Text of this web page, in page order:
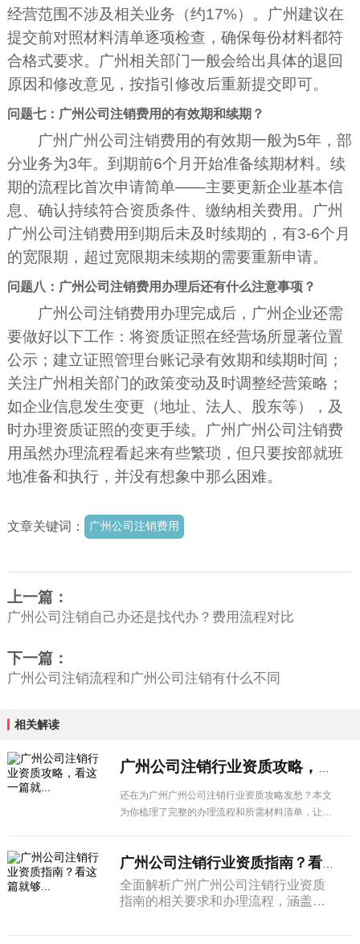
经营范围不涉及相关业务（约17%）。广州建议在
提交前对照材料清单逐项检查，确保每份材料都符
合格式要求。广州相关部门一般会给出具体的退回
原因和修改意见，按指引修改后重新提交即可。
问题七：广州公司注销费用的有效期和续期？
广州广州公司注销费用的有效期一般为5年，部
分业务为3年。到期前6个月开始准备续期材料。续
期的流程比首次申请简单——主要更新企业基本信
息、确认持续符合资质条件、缴纳相关费用。广州
广州公司注销费用到期后未及时续期的，有3-6个月
的宽限期，超过宽限期未续期的需要重新申请。
问题八：广州公司注销费用办理后还有什么注意事项？
广州公司注销费用办理完成后，广州企业还需
要做好以下工作：将资质证照在经营场所显著位置
公示；建立证照管理台账记录有效期和续期时间；
关注广州相关部门的政策变动及时调整经营策略；
如企业信息发生变更（地址、法人、股东等），及
时办理资质证照的变更手续。广州广州公司注销费
用虽然办理流程看起来有些繁琐，但只要按部就班
地准备和执行，并没有想象中那么困难。
文章关键词： 广州公司注销费用
上一篇：
广州公司注销自己办还是找代办？费用流程对比
下一篇：
广州公司注销流程和广州公司注销有什么不同
相关解读
还在为广州广州公司注销行业资质攻略发愁？本文
为你梳理了完整的办理流程和所需材料清单，让企
全面解析广州广州公司注销行业资质
指南的相关要求和办理流程，涵盖申